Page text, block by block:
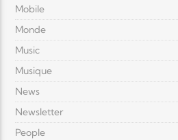
Mobile
Monde
Music
Musique
News
Newsletter
People